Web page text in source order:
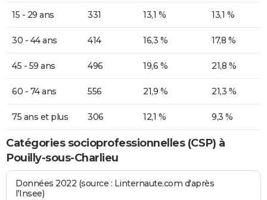
15 - 29 ans 331 13,1 % 13,1 %
30 - 44 ans 414 16,3 % 17,8 %
45 - 59 ans 496 19,6 % 21,8 %
60 - 74 ans 556 21,9 % 21,3 %
75 ans et plus 306 12,1 % 9,3 %
Catégories socioprofessionnelles (CSP) à
Pouilly-sous-Charlieu
Données 2022 (source : Linternaute.com d'après
l'Insee)